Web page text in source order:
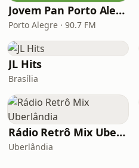
Jovem Pan Porto Alegre
Porto Alegre · 90.7 FM
JL Hits
Brasília
Rádio Retrô Mix Uberlândia
Uberlândia